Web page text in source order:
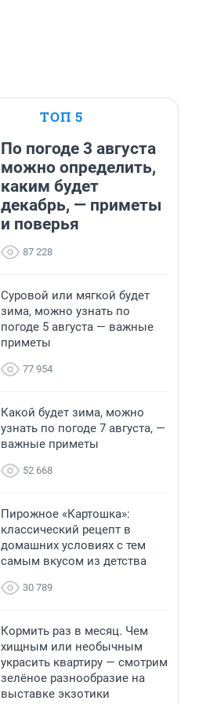
ТОП 5
По погоде 3 августа
можно определить,
каким будет
декабрь, — приметы
и поверья
87 228
Суровой или мягкой будет
зима, можно узнать по
погоде 5 августа — важные
приметы
77 954
Какой будет зима, можно
узнать по погоде 7 августа, —
важные приметы
52 668
Пирожное «Картошка»:
классический рецепт в
домашних условиях с тем
самым вкусом из детства
30 789
Кормить раз в месяц. Чем
хищным или необычным
украсить квартиру — смотрим
зелёное разнообразие на
выставке экзотики